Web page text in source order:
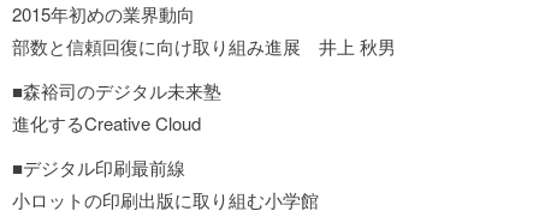
2015年初めの業界動向
部数と信頼回復に向け取り組み進展 井上 秋男
■森裕司のデジタル未来塾
進化するCreative Cloud
■デジタル印刷最前線
小ロットの印刷出版に取り組む小学館